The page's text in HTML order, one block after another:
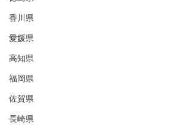
香川県
愛媛県
高知県
福岡県
佐賀県
長崎県